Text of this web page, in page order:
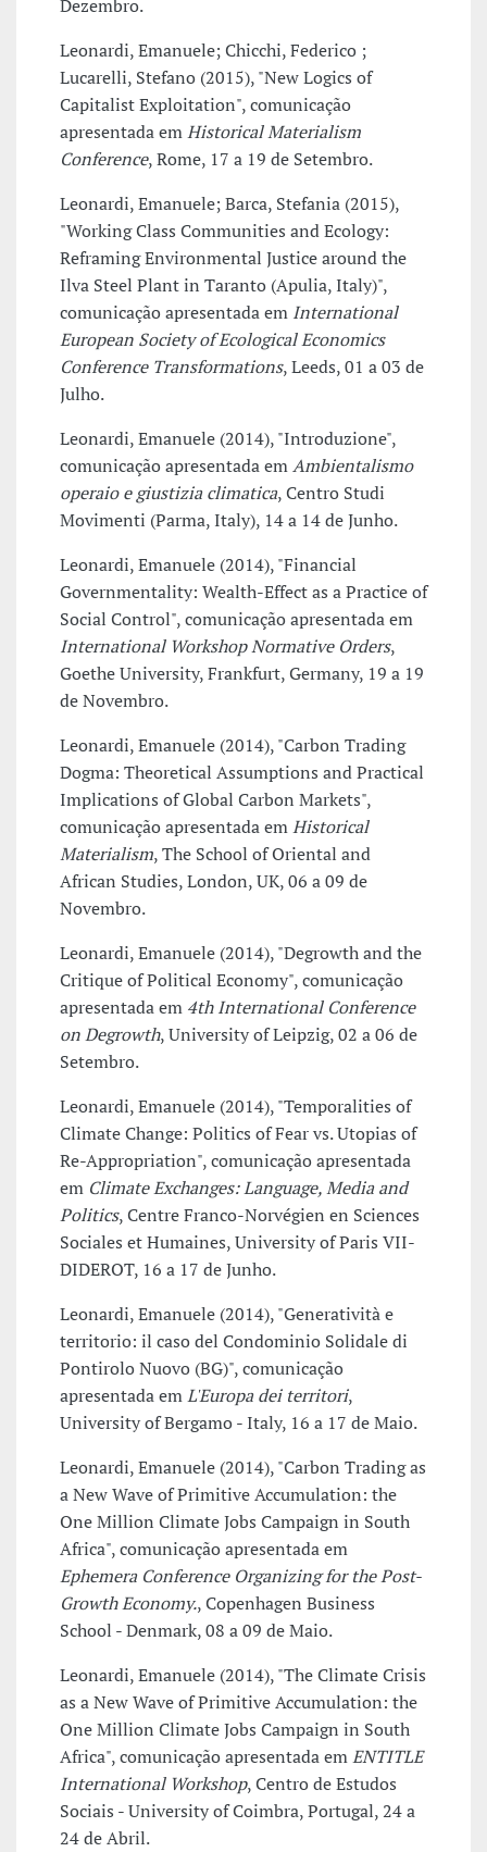
Dezembro.
Leonardi, Emanuele; Chicchi, Federico ;
Lucarelli, Stefano (2015), "New Logics of
Capitalist Exploitation", comunicação
apresentada emHistorical Materialism
Conference, Rome, 17 a 19 de Setembro.
Leonardi, Emanuele; Barca, Stefania (2015),
"Working Class Communities and Ecology:
Reframing Environmental Justice around the
Ilva Steel Plant in Taranto (Apulia, Italy)",
comunicação apresentada em International
European Society of Ecological Economics
Conference Transformations, Leeds, 01 a 03 de
Julho.
Leonardi, Emanuele (2014), "Introduzione",
comunicação apresentada emAmbientalismo
operaio e giustizia climatica, Centro Studi
Movimenti (Parma, Italy), 14 a 14 de Junho.
Leonardi, Emanuele (2014), "Financial
Governmentality: Wealth-Effect as a Practice of
Social Control", comunicação apresentada em
International Workshop Normative Orders,
Goethe University, Frankfurt, Germany, 19 a 19
de Novembro.
Leonardi, Emanuele (2014), "Carbon Trading
Dogma: Theoretical Assumptions and Practical
Implications of Global Carbon Markets",
comunicação apresentada emHistorical
Materialism, The School of Oriental and
African Studies, London, UK, 06 a 09 de
Novembro.
Leonardi, Emanuele (2014), "Degrowth and the
Critique of Political Economy", comunicação
apresentada em 4th International Conference
on Degrowth, University of Leipzig, 02 a 06 de
Setembro.
Leonardi, Emanuele (2014), "Temporalities of
Climate Change: Politics of Fear vs. Utopias of
Re-Appropriation", comunicação apresentada
em Climate Exchanges: Language, Media and
Politics, Centre Franco-Norvégien en Sciences
Sociales et Humaines, University of Paris VII-
DIDEROT, 16 a 17 de Junho.
Leonardi, Emanuele (2014), "Generatività e
territorio: il caso del Condominio Solidale di
Pontirolo Nuovo (BG)", comunicação
apresentada emL'Europa dei territori,
University of Bergamo - Italy, 16 a 17 de Maio.
Leonardi, Emanuele (2014), "Carbon Trading as
a New Wave of Primitive Accumulation: the
One Million Climate Jobs Campaign in South
Africa", comunicação apresentada em
Ephemera Conference Organizing for the Post-
Growth Economy., Copenhagen Business
School - Denmark, 08 a 09 de Maio.
Leonardi, Emanuele (2014), "The Climate Crisis
as a New Wave of Primitive Accumulation: the
One Million Climate Jobs Campaign in South
Africa", comunicação apresentada emENTITLE
International Workshop, Centro de Estudos
Sociais - University of Coimbra, Portugal, 24 a
24 de Abril.